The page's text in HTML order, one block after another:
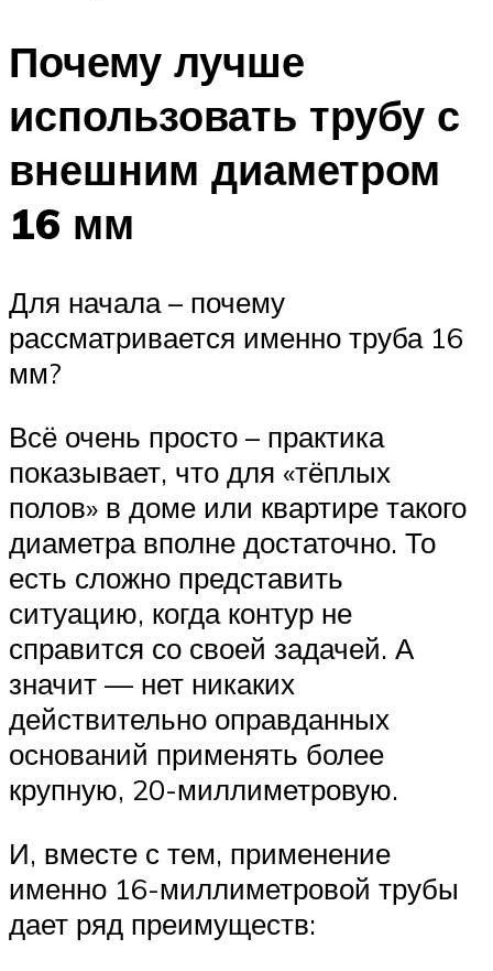
Почему лучше
использовать трубу с
внешним диаметром
16 мм
Для начала – почему
рассматривается именно труба 16
мм?
Всё очень просто – практика
показывает, что для «тёплых
полов» в доме или квартире такого
диаметра вполне достаточно. То
есть сложно представить
ситуацию, когда контур не
справится со своей задачей. А
значит — нет никаких
действительно оправданных
оснований применять более
крупную, 20-миллиметровую.
И, вместе с тем, применение
именно 16-миллиметровой трубы
дает ряд преимуществ: